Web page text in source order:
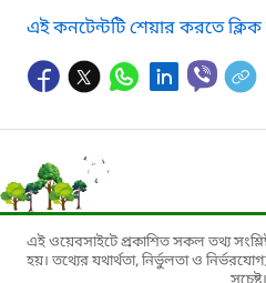
এই কনটেন্টটি শেয়ার করতে
এই ওয়েবসাইটে প্রকাশিত সকল তথ্য
হয়। তথ্যের যথার্থতা, নির্ভুলতা ও